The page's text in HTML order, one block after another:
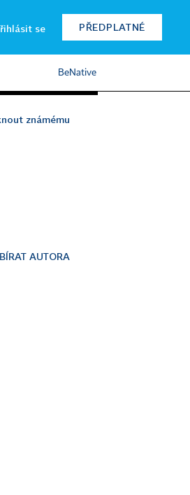
se PŘEDPLATNÉ
BeNative
známému
AUTORA